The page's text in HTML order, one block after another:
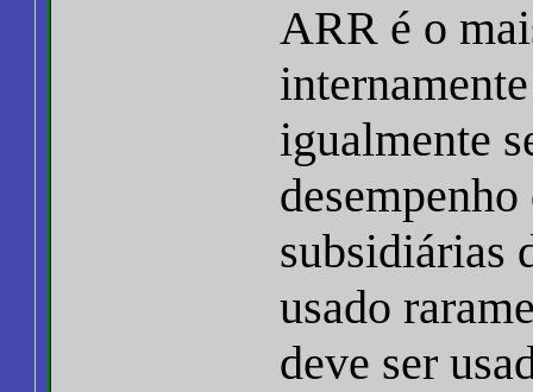
ARR é o
igualmente
subsidiárias
usado
deve ser